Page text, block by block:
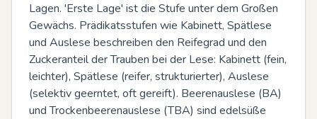
Lagen. 'Erste Lage' ist die Stufe unter dem Großen
Gewächs. Prädikatsstufen wie Kabinett, Spätlese
und Auslese beschreiben den Reifegrad und den
Zuckeranteil der Trauben bei der Lese: Kabinett (fein,
leichter), Spätlese (reifer, strukturierter), Auslese
(selektiv geerntet, oft gereift). Beerenauslese (BA)
und Trockenbeerenauslese (TBA) sind edelsüße